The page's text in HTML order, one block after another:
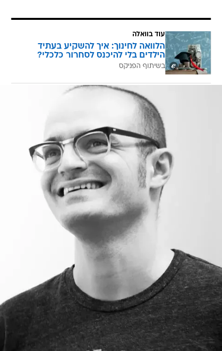
עוד בוואלה
הלוואה לחינוך: איך להשקיע בעתיד
הילדים בלי להיכנס לסחרור כלכלי?
בשיתוף הפניקס